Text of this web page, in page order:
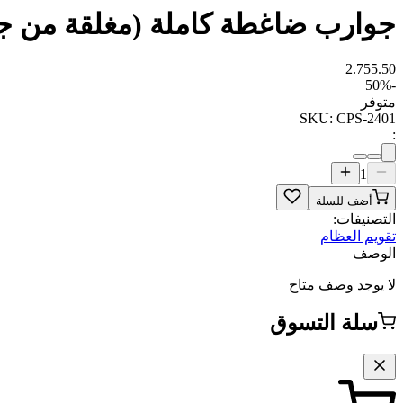
جوارب ضاغطة كاملة (مغلقة من
2.755.50
-
50%
متوفر
SKU: CPS-2401
:
1
أضف للسلة
التصنيفات:
تقويم العظام
الوصف
لا يوجد وصف متاح
سلة التسوق